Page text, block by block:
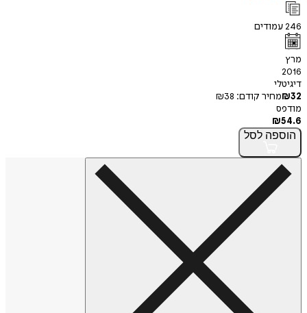
246עמודים
מרץ
2016
דיגיטלי
₪32 מחיר קודם: ₪38
מודפס
₪54.6
הוספה לסל